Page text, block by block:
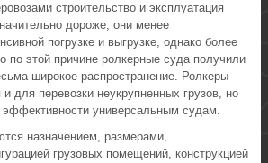
строительство и эксплуатация
дороже, они менее
погрузке и выгрузке, однако более
по этой причине ролкерные суда получили
широкое распространение. Ролкеры
и для перевозки неукрупненных грузов, но
эффективности универсальным судам.
назначением, размерами,
грузовых помещений, конструкцией